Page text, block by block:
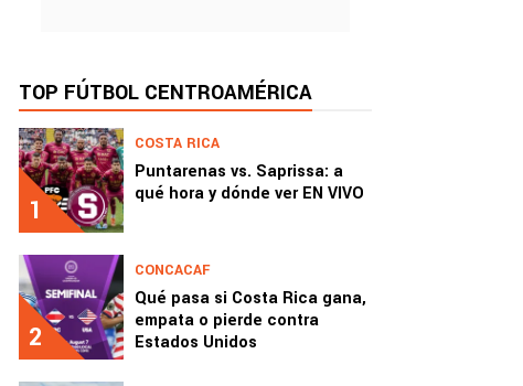
TOP FÚTBOL CENTROAMÉRICA
1
COSTA RICA
Puntarenas vs. Saprissa: a
qué hora y dónde ver EN VIVO
2
CONCACAF
Qué pasa si Costa Rica gana,
empata o pierde contra
Estados Unidos